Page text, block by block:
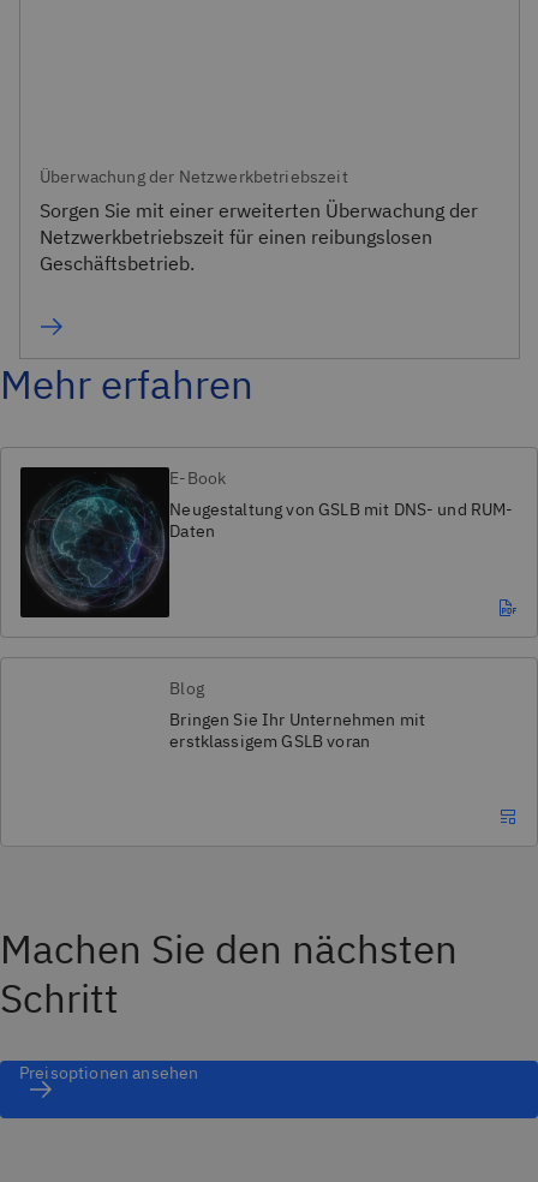
Überwachung der Netzwerkbetriebszeit
Sorgen Sie mit einer erweiterten Überwachung der
Netzwerkbetriebszeit für einen reibungslosen
Geschäftsbetrieb.
Mehr erfahren
E-Book
Neugestaltung von GSLB mit DNS- und RUM-
Daten
Blog
Bringen Sie Ihr Unternehmen mit
erstklassigem GSLB voran
Machen Sie den nächsten
Schritt
Preisoptionen ansehen